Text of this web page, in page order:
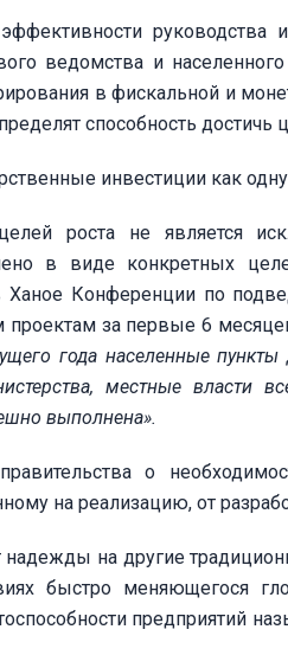
руководства
ведомства и
в фискальной и
способность достичь
инвестиции как
роста не является
в виде конкретных
Конференции по
за первые 6
года населенные
местные власти
выполнена».
о
на реализацию, от
на другие
быстро меняющегося
предприятий